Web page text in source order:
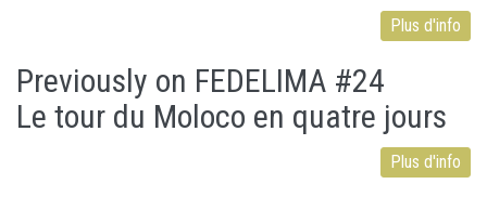
Plus d'info
Previously on FEDELIMA #24
Le tour du Moloco en quatre jours
Plus d'info